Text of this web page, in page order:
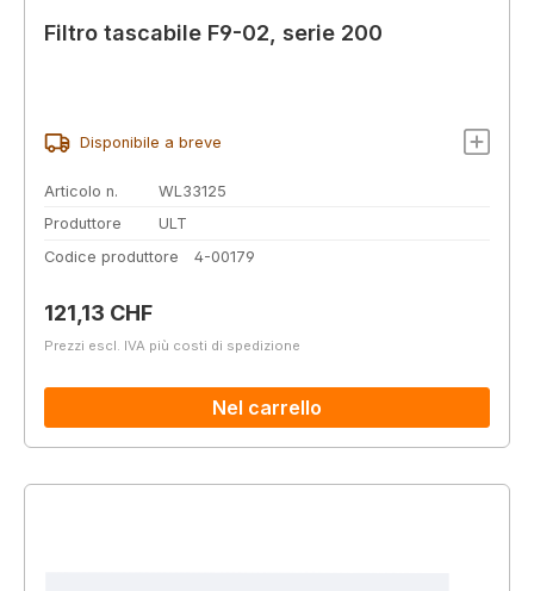
Filtro tascabile F9-02, serie 200
Disponibile a breve
Articolo n.
WL33125
Produttore
ULT
Codice produttore
4-00179
Prezzo normale:
121,13 CHF
Prezzi escl. IVA più costi di spedizione
Nel carrello